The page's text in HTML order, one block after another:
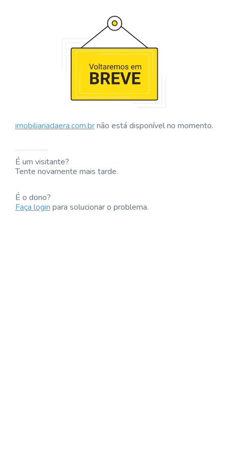
imobiliariadaera.com.brnão está disponível no momento.
É um visitante?
Tente novamente mais tarde.
É o dono?
Faça loginpara solucionar o problema.